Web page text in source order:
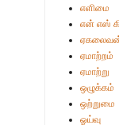
எளிமை
என் எஸ்
ஏமாற்றம்
ஏமாற்று
ஒழுக்கம்
ஒற்றுமை
ஓய்வு